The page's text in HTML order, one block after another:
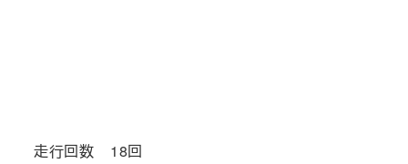
走行回数 18回